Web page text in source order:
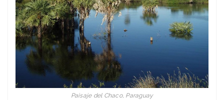
Paisaje del Chaco, Paraguay